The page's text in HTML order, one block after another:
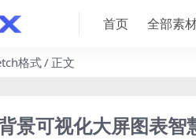
首页 全部素
格式 正文
景可视化大屏图表